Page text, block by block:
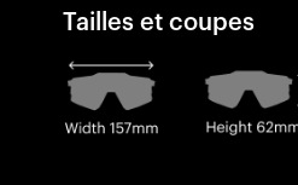
Tailles et coupes